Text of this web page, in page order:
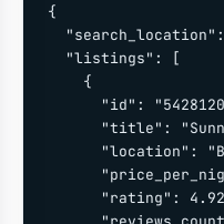
{
  "listings": [
    {
"id":
"title":
"location":
"rating":